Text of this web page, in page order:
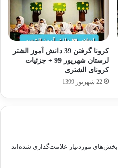
کرونا گرفتن 39 دانش آموز الشتر
لرستان شهریور 99 + جزئیات
کرونای الشتری
22 شهریور 1399
بخش‌های موردنیاز علامت‌گذاری شده‌اند